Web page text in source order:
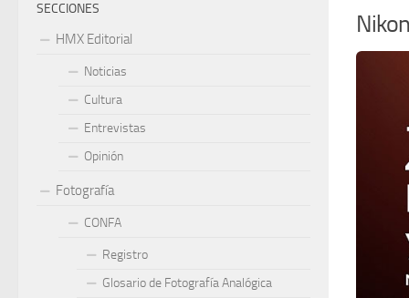
SECCIONES
HMX Editorial
Noticias
Cultura
Entrevistas
Opinión
Fotografía
CONFA
Registro
Glosario de Fotografía Analógica